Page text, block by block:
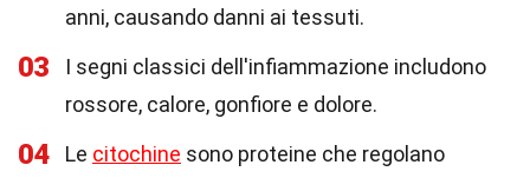
anni, causando danni ai tessuti.
03
I segni classici dell'infiammazione includono
rossore, calore, gonfiore e dolore.
04 Le citochine sono proteine che regolano